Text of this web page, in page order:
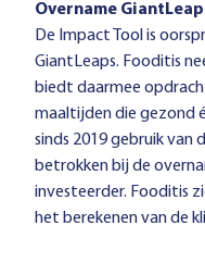
Overname
De Impact Tool is
GiantLeaps. Fooditis
biedt daarmee
maaltijden die gezond
sinds 2019 gebruik van
betrokken bij de
investeerder. Fooditis
het berekenen van de